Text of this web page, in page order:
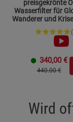
preisgekrönte
Wasserfilter für
Wanderer und
340,00 €
440.00 €
Wird
Statistik
Beschreibung